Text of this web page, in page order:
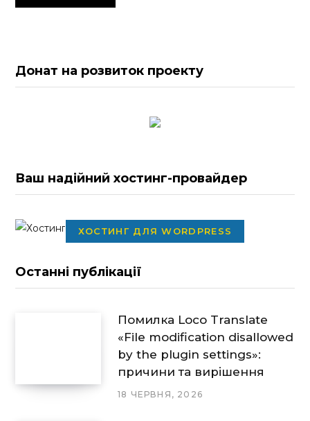
Донат на розвиток проекту
Ваш надійний хостинг-провайдер
ХОСТИНГ ДЛЯ WORDPRESS
Останні публікації
Помилка Loco Translate
«File modification disallowed
by the plugin settings»:
причини та вирішення
18 ЧЕРВНЯ, 2026